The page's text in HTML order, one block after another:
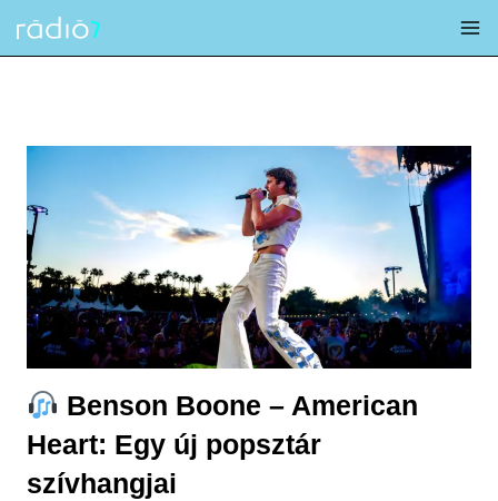
Benson Boone – American
Heart: Egy új popsztár
szívhangjai